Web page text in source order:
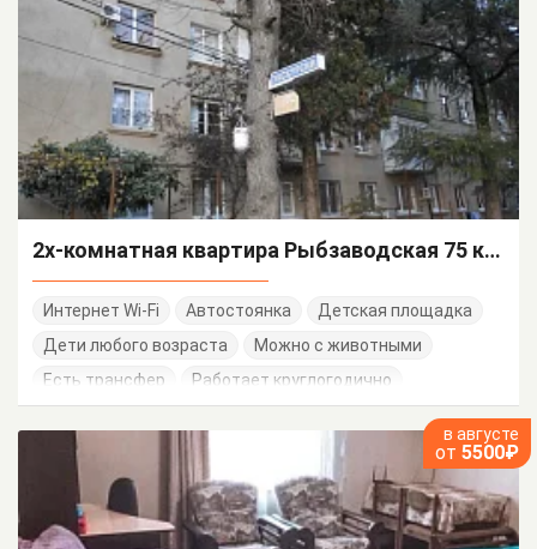
2х-комнатная квартира Рыбзаводская 75 кв 46
Интернет Wi-Fi Автостоянка
Детская площадка
Дети любого возраста
Можно с животными
Есть трансфер
Работает круглогодично
в августе
от 5500₽